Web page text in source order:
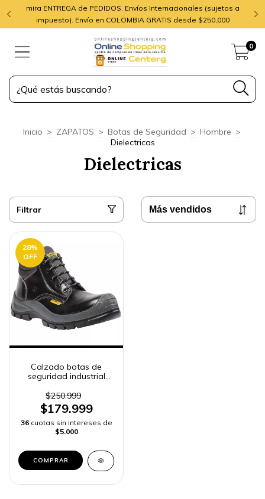
mira ENTREGA de PEDIDOS. Envíos Internacionales (sujetos a
impuesto). Envío en COLOMBIA GRATIS desde $250,000
0
Inicio > ZAPATOS > Botas de Seguridad > Hombre >
Dielectricas
Dielectricas
Filtrar
28%
OFF
Calzado botas de
seguridad industrial
$250.999
$179.999
36 cuotas sin intereses de
$5.000
COMPRAR